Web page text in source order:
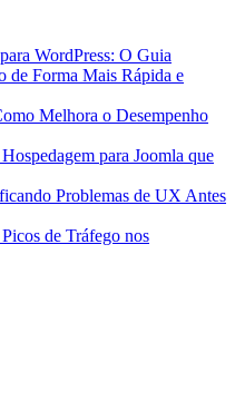
WordPress: O Guia
de Forma Mais Rápida e
Melhora o Desempenho
para Joomla que
Problemas de UX Antes
de Tráfego nos